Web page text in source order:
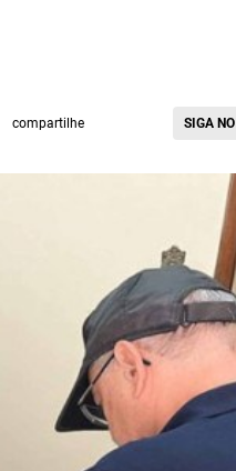
compartilhe SIGA NO